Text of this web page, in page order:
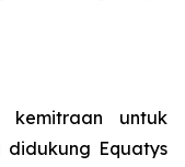
kemitraan untuk
didukung Equatys